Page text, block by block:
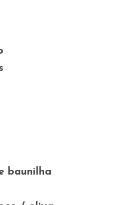
baunilha